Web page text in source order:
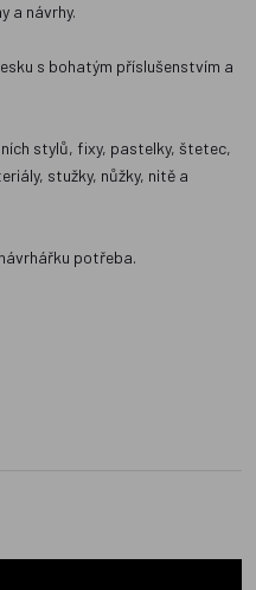
a návrhy.
s bohatým příslušenstvím a
stylů, fixy, pastelky, štetec,
stužky, nůžky, nitě a
potřeba.